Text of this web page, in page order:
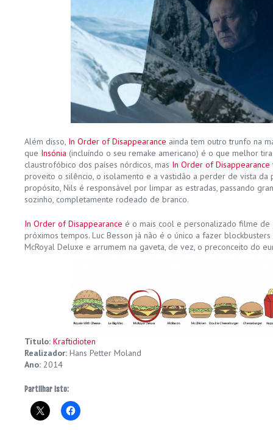
Além disso, In Order of Disappearance ainda tem outro trunfo na
que Insónia (incluíndo o seu remake americano) é o que melhor
claustrofóbico dos países nórdicos, mas In Order of Disappearance
proveito o silêncio, o isolamento e a vastidão a perder de vista da
propósito, Nils é responsável por limpar as estradas, passando
sozinho, completamente rodeado de branco.
In Order of Disappearance é o mais cool e personalizado filme
próximos tempos. Luc Besson já não é o único a fazer blockbusters
McRoyal Deluxe e arrumem na gaveta, de vez, o preconceito do
Título: Kraftidioten
Realizador: Hans Petter Moland
Ano: 2014
Partilhar isto: